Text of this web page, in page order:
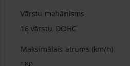
Vārstu mehānisms
16 vārstu, DOHC
Maksimālais ātrums (km/h)